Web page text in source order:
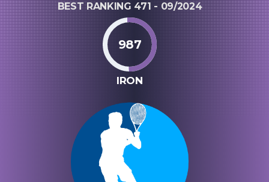
BEST RANKING 471 - 09/2024
987
IRON